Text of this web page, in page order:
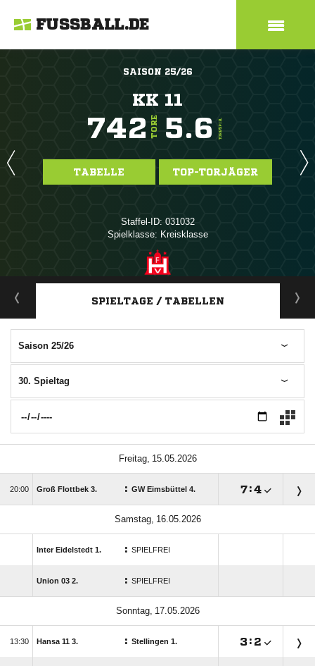
FUSSBALL.DE
SAISON 25/26
KK 11
742 TORE 5.6 TORE/SPIEL
TABELLE TOP-TORJÄGER
Staffel-ID: 031032
Spielklasse: Kreisklasse
ANZEIGE
SPIELTAGE / TABELLEN
Saison 25/26
30. Spieltag
 
 Groß Flottbek 3. : GW Eimsbüttel 4. :
 
Inter Eidelstedt 1. : SPIELFREI
Union 03 2. : SPIELFREI
 
 Hansa 11 3. : Stellingen 1. : 